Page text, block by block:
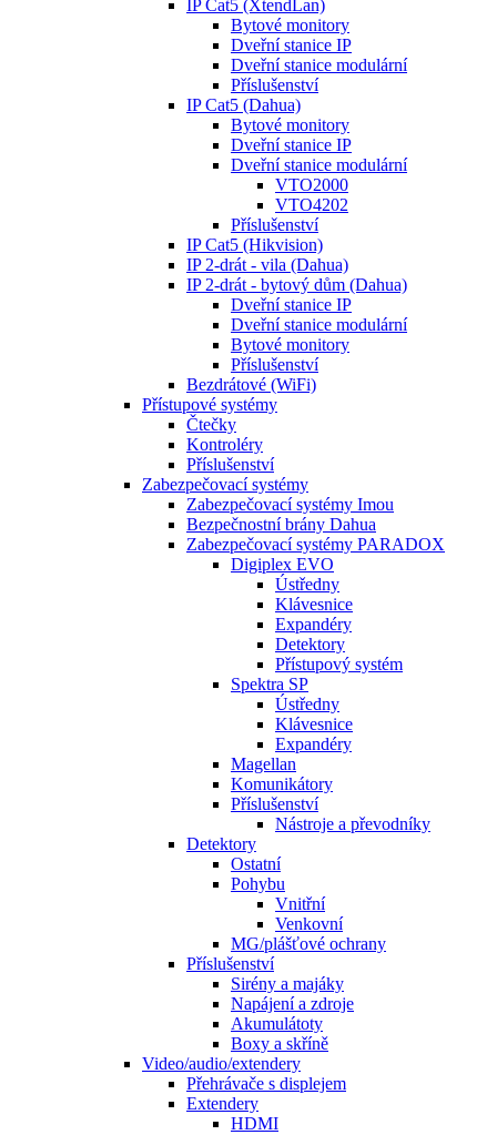
IP Cat5 (XtendLan)
Bytové monitory
Dveřní stanice IP
Dveřní stanice modulární
Příslušenství
IP Cat5 (Dahua)
Bytové monitory
Dveřní stanice IP
Dveřní stanice modulární
VTO2000
VTO4202
Příslušenství
IP Cat5 (Hikvision)
IP 2-drát - vila (Dahua)
IP 2-drát - bytový dům (Dahua)
Dveřní stanice IP
Dveřní stanice modulární
Bytové monitory
Příslušenství
Bezdrátové (WiFi)
Přístupové systémy
Čtečky
Kontroléry
Příslušenství
Zabezpečovací systémy
Zabezpečovací systémy Imou
Bezpečnostní brány Dahua
Zabezpečovací systémy PARADOX
Digiplex EVO
Ústředny
Klávesnice
Expandéry
Detektory
Přístupový systém
Spektra SP
Ústředny
Klávesnice
Expandéry
Magellan
Komunikátory
Příslušenství
Nástroje a převodníky
Detektory
Ostatní
Pohybu
Vnitřní
Venkovní
MG/plášťové ochrany
Příslušenství
Sirény a majáky
Napájení a zdroje
Akumulátoty
Boxy a skříně
Video/audio/extendery
Přehrávače s displejem
Extendery
HDMI